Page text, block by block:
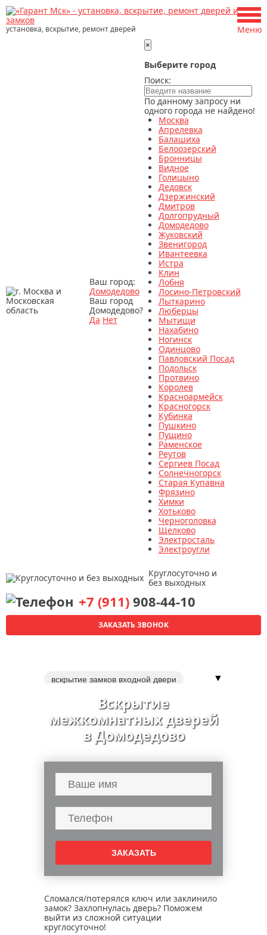
установка, вскрытие, ремонт дверей
Ваш город:
Домодедово
Ваш город
Домодедово?
Да Нет
×
Выберите город
Поиск:
По данному запросу ни
одного города не найдено!
Москва
Апрелевка
Балашиха
Белоозерский
Бронницы
Видное
Голицыно
Дедовск
Дзержинский
Дмитров
Долгопрудный
Домодедово
Жуковский
Звенигород
Ивантеевка
Истра
Клин
Лобня
Лосино-Петровский
Лыткарино
Люберцы
Мытищи
Нахабино
Ногинск
Одинцово
Павловский Посад
Подольск
Протвино
Королев
Красноармейск
Красногорск
Кубинка
Пушкино
Пущино
Раменское
Реутов
Сергиев Посад
Солнечногорск
Старая Купавна
Фрязино
Химки
Хотьково
Черноголовка
Щелково
Электросталь
Электроугли
Круглосуточно и
без выходных
+7 (911) 908-44-10
ЗАКАЗАТЬ ЗВОНОК
Меню
вскрытие замков входной двери
вскрытие замка сейфа
вскрытие автомобилей
вскрытие квартир
установка замка в межкомнатную дверь
ремонт входной металлической двери
двери
вскрытие замков дверей
вскрытие металлической двери
вскрытие дверных замков
вскрытие гаражей
вскрытие сувальдного замка
вскрытие мебельных замков
замена замков в межкомнатной двери
▼
Вскрытие
межкомнатных дверей
в Домодедово
Сломался/потерялся ключ или заклинило
замок? Захлопнулась дверь? Поможем
выйти из сложной ситуации
круглосуточно!